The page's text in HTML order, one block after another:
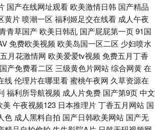
国产在线网址观看 欧美激情日韩 国产精品
黄片喷潮一区 福利姬足交在线看 成人午夜
青草国产 欧美日韩乱 国产屁屁第一页91国
免费欧美视频 欧美岛国一区二区 少妇喷水
月花激情网 欧美爱爱tv视频 免费五月丁香
国产免费看二区 三级黄色片网站综合网黄在
线伦理片在哪里看蜜桃午夜网 久草资源在
福利所导航视频 成人片免费 国产第9页中文
美午夜视频123 日本推理片丁香五月网站 国
色 成人黑料自拍 国产日韩欧美网站 国产无